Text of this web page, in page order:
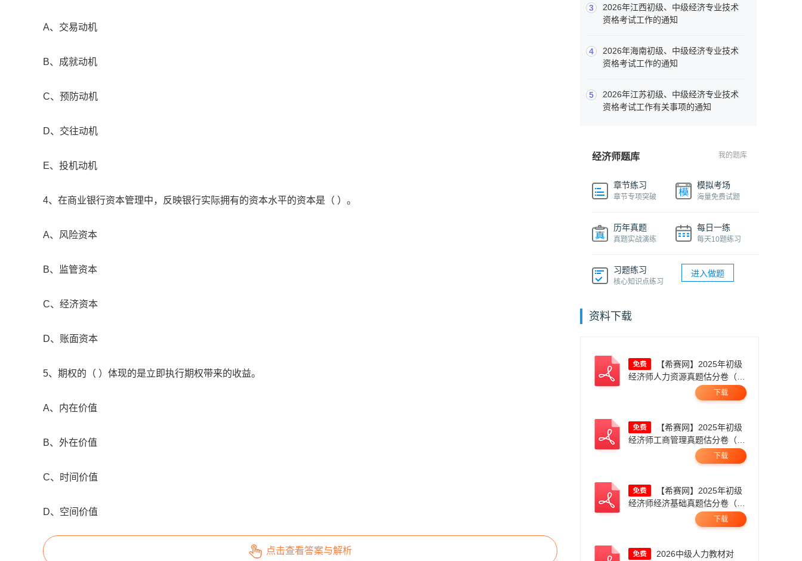
A、交易动机
B、成就动机
C、预防动机
D、交往动机
E、投机动机
4、在商业银行资本管理中，反映银行实际拥有的资本水平的资本是（ ）。
A、风险资本
B、监管资本
C、经济资本
D、账面资本
5、期权的（ ）体现的是立即执行期权带来的收益。
A、内在价值
B、外在价值
C、时间价值
D、空间价值
点击查看答案与解析
3
2026年江西初级、中级经济专业技术
资格考试工作的通知
4
2026年海南初级、中级经济专业技术
资格考试工作的通知
5
2026年江苏初级、中级经济专业技术
资格考试工作有关事项的通知
经济师题库 我的题库
章节练习
章节专项突破
模拟考场
海量免费试题
历年真题
真题实战演练
每日一练
每天10题练习
习题练习
核心知识点练习
进入做题
资料下载
经济师人力资源真题估分卷（11
月1日上午）无码.pdf
下载
经济师工商管理真题估分卷（11
月1日上午）无码.pdf
下载
经济师经济基础真题估分卷（11
月1日上午）无码.pdf
下载